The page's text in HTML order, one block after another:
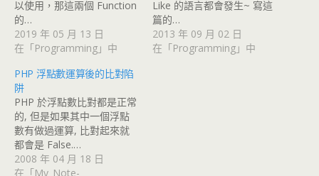
以使用，那這兩個 Function
的…
2019 年 05 月 13 日
在「Programming」中
Like 的語言都會發生~ 寫這
篇的…
2013 年 09 月 02 日
在「Programming」中
PHP 浮點數運算後的比對陷
阱
PHP 於浮點數比對都是正常
的, 但是如果其中一個浮點
數有做過運算, 比對起來就
都會是 False.…
2008 年 04 月 18 日
在「My_Note-